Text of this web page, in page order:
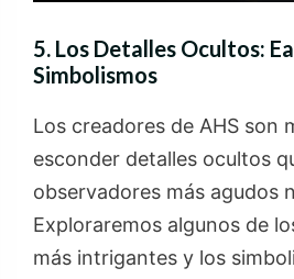
5. Los Detalles Ocultos:
Simbolismos
Los creadores de AHS son
esconder detalles ocultos
observadores más agudos
Exploraremos algunos de
más intrigantes y los